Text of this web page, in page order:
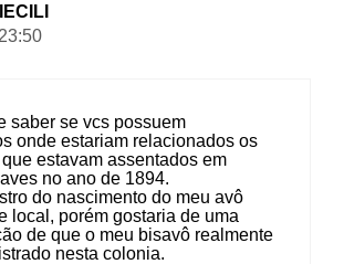
saber se vcs possuem
onde estariam relacionados os
estavam assentados em
no ano de 1894.
do nascimento do meu avô
local, porém gostaria de uma
de que o meu bisavô realmente
nesta colonia.